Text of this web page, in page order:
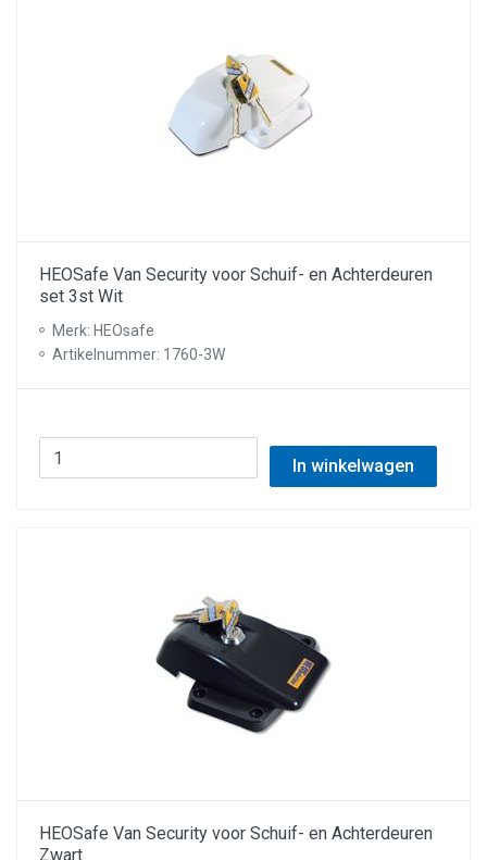
HEOSafe Van Security voor Schuif- en Achterdeuren
set 3st Wit
Merk: HEOsafe
Artikelnummer: 1760-3W
In winkelwagen
HEOSafe Van Security voor Schuif- en Achterdeuren
Zwart